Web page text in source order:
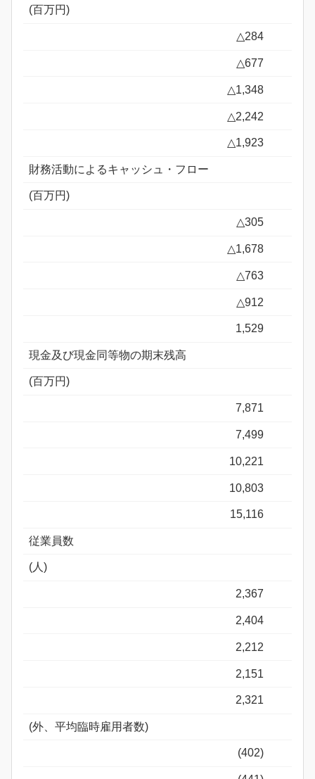
(百万円)
△284
△677
△1,348
△2,242
△1,923
財務活動によるキャッシュ・フロー
(百万円)
△305
△1,678
△763
△912
1,529
現金及び現金同等物の期末残高
(百万円)
7,871
7,499
10,221
10,803
15,116
従業員数
(人)
2,367
2,404
2,212
2,151
2,321
(外、平均臨時雇用者数)
(402)